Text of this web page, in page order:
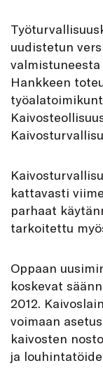
uudistetun
valmistuneesta
Hankkeen
kattavasti
parhaat
tarkoitettu
Oppaan
koskevat
2012.
voimaan
kaivosten
ja